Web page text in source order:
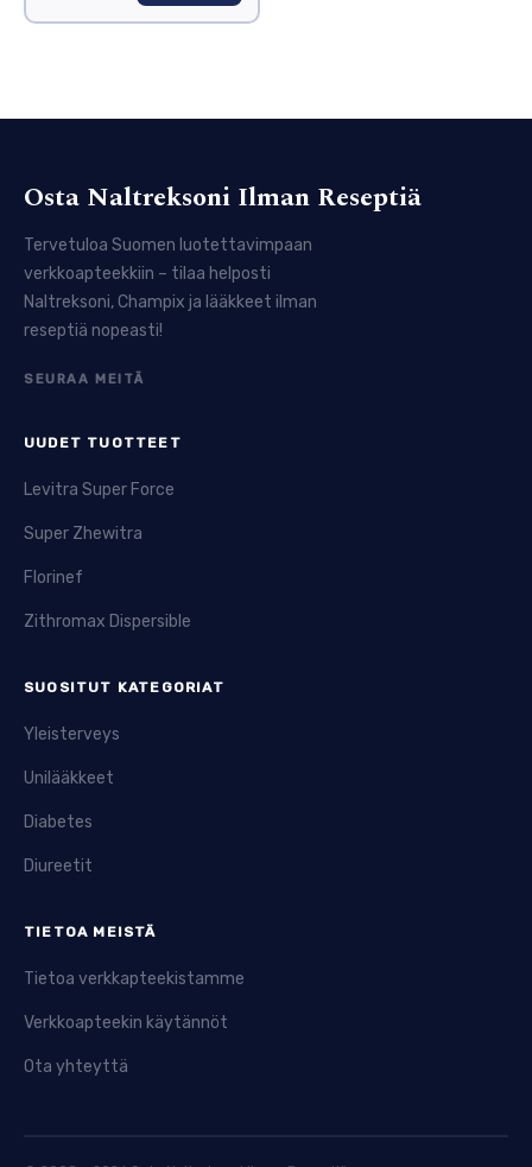
Osta Naltreksoni Ilman Reseptiä
Tervetuloa Suomen luotettavimpaan
verkkoapteekkiin – tilaa helposti
Naltreksoni, Champix ja lääkkeet ilman
reseptiä nopeasti!
SEURAA MEITÄ
UUDET TUOTTEET
Levitra Super Force
Super Zhewitra
Florinef
Zithromax Dispersible
SUOSITUT KATEGORIAT
Yleisterveys
Unilääkkeet
Diabetes
Diureetit
TIETOA MEISTÄ
Tietoa verkkapteekistamme
Verkkoapteekin käytännöt
Ota yhteyttä